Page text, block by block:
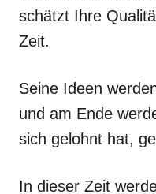
schätzt Ihre
Zeit.
Seine Ideen
und am Ende
sich gelohnt hat,
In dieser Zeit